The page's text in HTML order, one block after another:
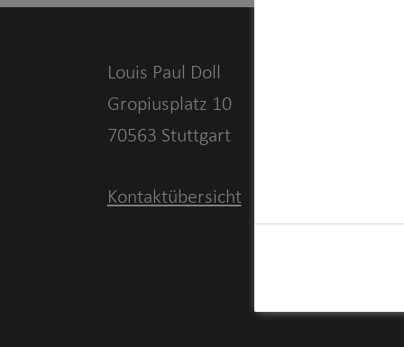
Louis Paul Doll
Gropiusplatz 10
70563 Stuttgart
Kontaktübersicht